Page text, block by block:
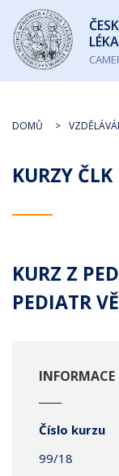
Česká
lékařská
komora
KURZY ČLK
DOMŮ
KURZ Z
PEDIATR
Číslo kurzu
99/18